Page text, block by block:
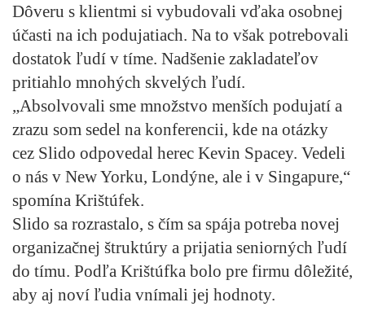
Dôveru s klientmi si vybudovali vďaka osobnej
účasti na ich podujatiach. Na to však potrebovali
dostatok ľudí v tíme. Nadšenie zakladateľov
pritiahlo mnohých skvelých ľudí.
„Absolvovali sme množstvo menších podujatí a
zrazu som sedel na konferencii, kde na otázky
cez Slido odpovedal herec Kevin Spacey. Vedeli
o nás v New Yorku, Londýne, ale i v Singapure,“
spomína Krištúfek.
Slido sa rozrastalo, s čím sa spája potreba novej
organizačnej štruktúry a prijatia seniorných ľudí
do tímu. Podľa Krištúfka bolo pre firmu dôležité,
aby aj noví ľudia vnímali jej hodnoty.